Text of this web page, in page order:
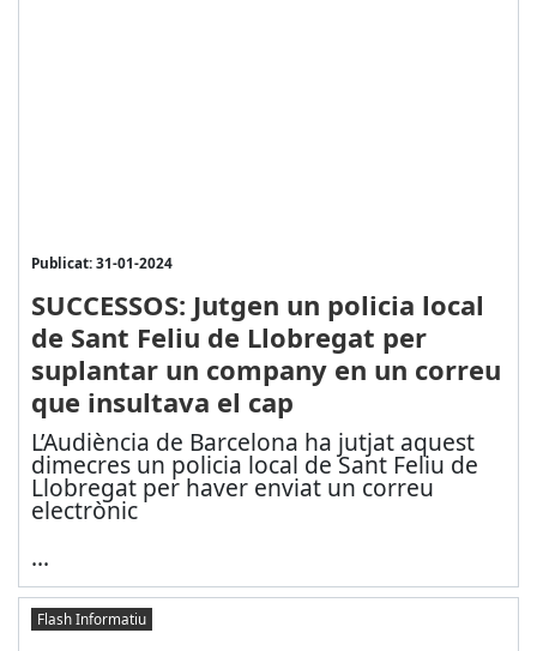
Publicat: 31-01-2024
SUCCESSOS: Jutgen un policia local
de Sant Feliu de Llobregat per
suplantar un company en un correu
que insultava el cap
L’Audiència de Barcelona ha jutjat aquest
dimecres un policia local de Sant Feliu de
Llobregat per haver enviat un correu
electrònic
...
Flash Informatiu